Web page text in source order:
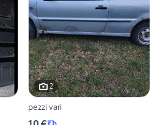
2
pezzi vari